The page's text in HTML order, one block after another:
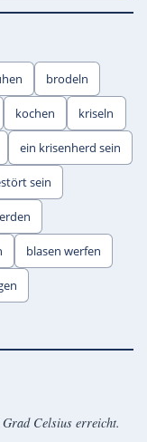
brodeln
kochen kriseln
ein krisenherd sein
sein
blasen werfen
Grad Celsius erreicht.